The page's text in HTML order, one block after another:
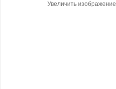
Увеличить изображение